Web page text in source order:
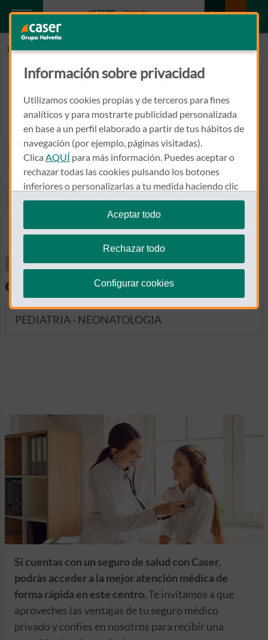
Inicio MOLERO PEÑA, MANUEL
MOLERO PEÑA, MANUEL
46460 - SILLA
961 201 085
Llamar a MOLERO PEÑA,
Ver el mapa en Google Maps
Especialidades y pruebas
diagnósticas
PEDIATRIA - NEONATOLOGIA
Si cuentas con un seguro de salud con Caser,
podrás acceder a la mejor atención médica de
forma rápida en este centro.Te invitamos a que
aproveches las ventajas de tu seguro médico
privado y confíes en nosotros para recibir una
Información sobre privacidad
Utilizamos cookies propias y de terceros para fines
analíticos y para mostrarte publicidad personalizada
en base a un perfil elaborado a partir de tus hábitos de
navegación (por ejemplo, páginas visitadas).
Clica AQUÍ para más información. Puedes aceptar o
rechazar todas las cookies pulsando los botones
inferiores o personalizarlas a tu medida haciendo clic
en"configurar cookies".
Te recordamos que puedes modificar tus ajustes de
cookies en cualquier momento en la sección
Aceptar todo
Rechazar todo
Configurar cookies